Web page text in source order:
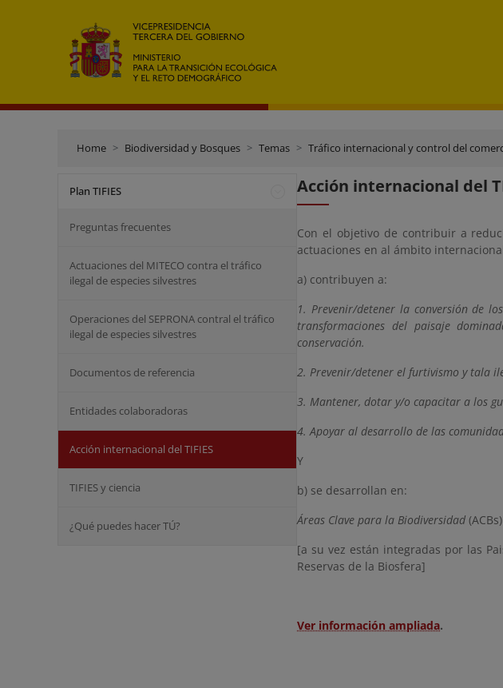
Home Biodiversidad y Bosques Temas Tráfico internacional y control del
Plan TIFIES
Preguntas frecuentes
Actuaciones del MITECO contra el tráfico
ilegal de especies silvestres
Operaciones del SEPRONA contral el tráfico
ilegal de especies silvestres
Documentos de referencia
Entidades colaboradoras
Acción internacional del TIFIES
TIFIES y ciencia
¿Qué puedes hacer TÚ?
Acción internacional del
Con el objetivo de contribuir a
actuaciones en al ámbito
a) contribuyen a:
1. Prevenir/detener la conversión de
transformaciones del paisaje
conservación.
2. Prevenir/detener el furtivismo y tala
3. Mantener, dotar y/o capacitar a los
4. Apoyar al desarrollo de las
Y
b) se desarrollan en:
Áreas Clave para la Biodiversidad (ACBs)
[a su vez están integradas por las
Reservas de la Biosfera]
Ver información ampliada.